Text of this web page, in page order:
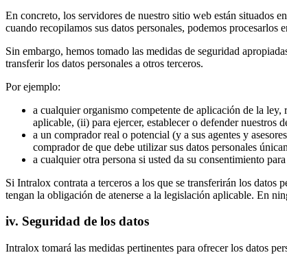
En concreto, los servidores de nuestro sitio web están situados
cuando recopilamos sus datos personales, podemos procesarlos
Sin embargo, hemos tomado las medidas de seguridad
transferir los datos personales a otros terceros.
Por ejemplo:
a cualquier organismo competente de aplicación de la
aplicable, (ii) para ejercer, establecer o defender nuestros
a un comprador real o potencial (y a sus agentes y
comprador de que debe utilizar sus datos personales
a cualquier otra persona si usted da su consentimiento
Si Intralox contrata a terceros a los que se transferirán los datos
tengan la obligación de atenerse a la legislación aplicable. En
iv. Seguridad de los datos
Intralox tomará las medidas pertinentes para ofrecer los datos